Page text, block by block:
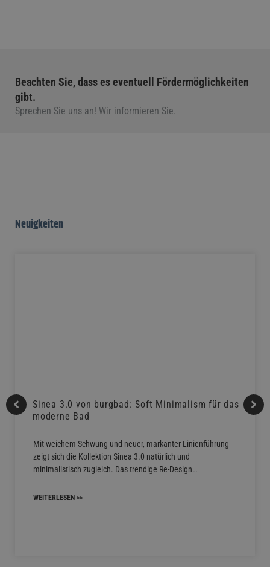
Beachten Sie, dass es eventuell Fördermöglichkeiten
gibt.
Sprechen Sie uns an! Wir informieren Sie.
Neuigkeiten
Sinea 3.0 von burgbad: Soft Minimalism für das
moderne Bad
Mit weichem Schwung und neuer, markanter Linienführung
zeigt sich die Kollektion Sinea 3.0 natürlich und
minimalistisch zugleich. Das trendige Re-Design…
WEITERLESEN >>